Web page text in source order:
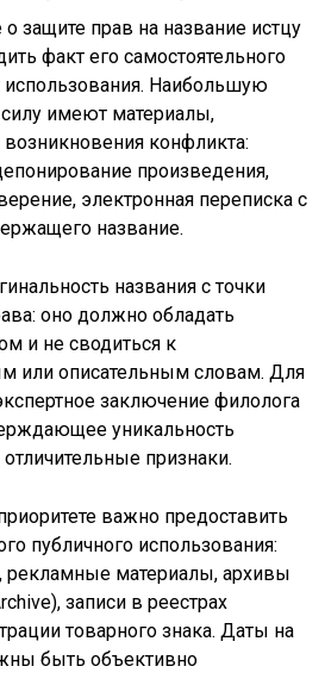
защите прав на название истцу
факт его самостоятельного
использования. Наибольшую
имеют материалы,
конфликта:
произведения,
электронная переписка с
название.
названия с точки
оно должно обладать
и не сводиться к
или описательным словам. Для
заключение филолога
уникальность
признаки.
важно предоставить
публичного использования:
рекламные материалы, архивы
записи в реестрах
товарного знака. Даты на
быть объективно